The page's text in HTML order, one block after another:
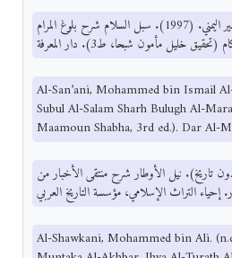
الصنعاني، محمد بن إسماعيل الأمير اليمني. (1997). سبل السلام شرح بلوغ المرام
Al-San’ani, Mohammed bin Ismail
Subul Al-Salam Sharh Bulugh Al-
Maamoun Shabha, 3rd ed.). Dar Al-
تاريخ). نيل الأوطار شرح منتقى الأخبار من
Al-Shawkani, Mohammed bin Ali.